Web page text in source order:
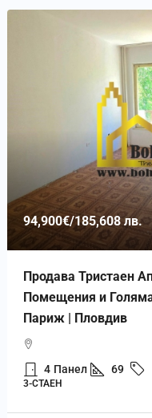
94,900€/185,608 лв.
Продава Тристаен
Помещения и
Париж | Пловдив
4 Панел 69
3-СТАЕН